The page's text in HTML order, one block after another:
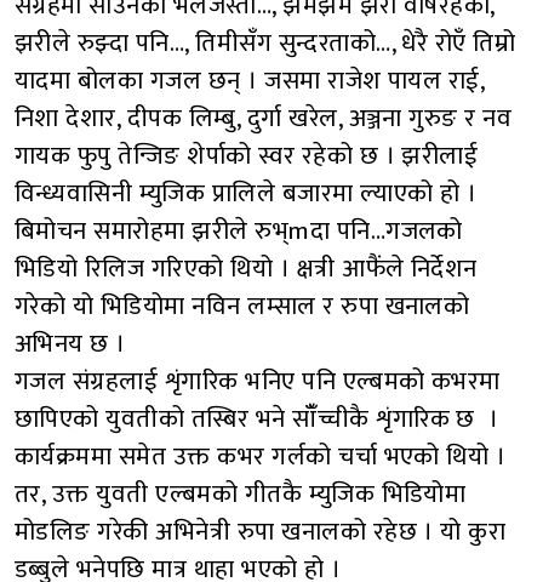
झरीले रुझ्दा पनि…, तिमीसँग सुन्दरताको…, धेरै रोएँ तिम्रो
यादमा बोलका गजल छन् । जसमा राजेश पायल राई,
निशा देशार, दीपक लिम्बु, दुर्गा खरेल, अञ्जना गुरुङ र नव
गायक फुपु तेन्जिङ शेर्पाको स्वर रहेको छ । झरीलाई
विन्ध्यवासिनी म्युजिक प्रालिले बजारमा ल्याएको हो ।
बिमोचन समारोहमा झरीले रुभ्mदा पनि…गजलको
भिडियो रिलिज गरिएको थियो । क्षत्री आफैंले निर्देशन
गरेको यो भिडियोमा नविन लम्साल र रुपा खनालको
अभिनय छ ।
गजल संग्रहलाई शृंगारिक भनिए पनि एल्बमको कभरमा
छापिएको युवतीको तस्बिर भने साँँच्चीकै शृंगारिक छ ।
कार्यक्रममा समेत उक्त कभर गर्लको चर्चा भएको थियो ।
तर, उक्त युवती एल्बमको गीतकै म्युजिक भिडियोमा
मोडलिङ गरेकी अभिनेत्री रुपा खनालको रहेछ । यो कुरा
डब्बुले भनेपछि मात्र थाहा भएको हो ।